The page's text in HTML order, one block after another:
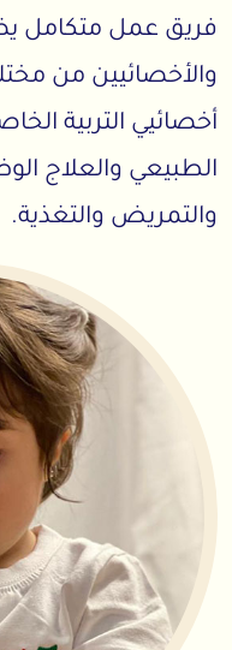
فريق عمل متكامل
والأخصائيين من
أخصائيي التربية
الطبيعي والعلاج
والتمريض والتغذية.